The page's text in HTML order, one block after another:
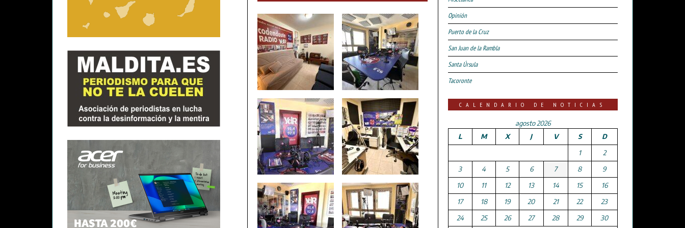
Opinión
Puerto de la Cruz
San Juan de la Rambla
Santa Úrsula
Tacoronte
CALENDARIO DE NOTICIAS
agosto 2026
L
M X J V S
D
1
2
3
4 5 6 7 8
9
10
11 12 13 14 15
16
17
18 19 20 21 22
23
24
25 26 27 28 29 30